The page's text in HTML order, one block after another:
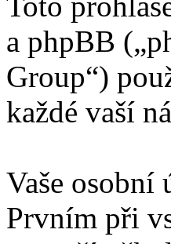
a phpBB
Group“)
každé vaší
Vaše osobní
Prvním při